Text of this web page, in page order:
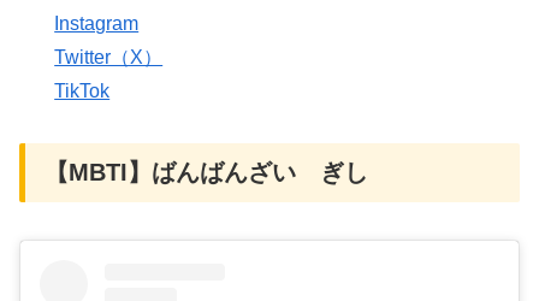
Instagram
Twitter（X）
TikTok
【MBTI】ばんばんざい ぎし